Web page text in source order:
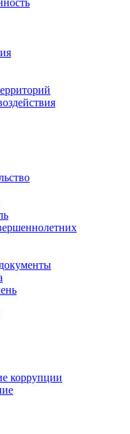
коррупции